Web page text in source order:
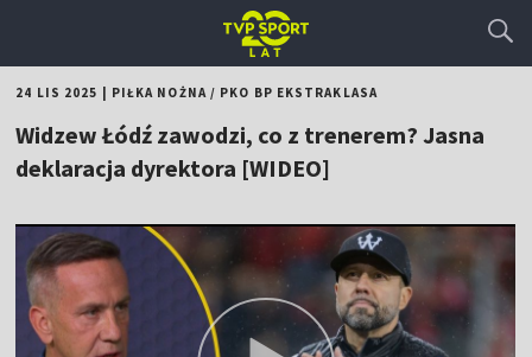
24 LIS 2025 PIŁKA NOŻNA/ PKO BP EKSTRAKLASA
Widzew Łódź zawodzi, co z trenerem? Jasna
deklaracja dyrektora [WIDEO]